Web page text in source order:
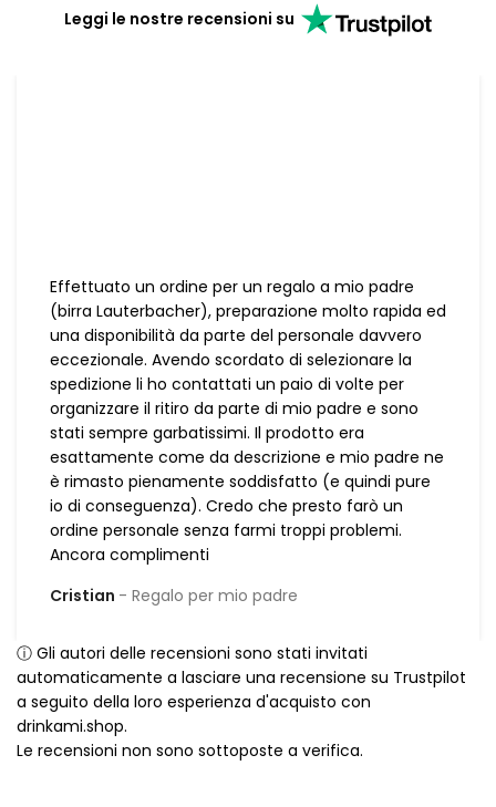
Leggi le nostre recensioni su
Effettuato un ordine per un regalo a mio padre
(birra Lauterbacher), preparazione molto rapida ed
una disponibilità da parte del personale davvero
eccezionale. Avendo scordato di selezionare la
spedizione li ho contattati un paio di volte per
organizzare il ritiro da parte di mio padre e sono
stati sempre garbatissimi. Il prodotto era
esattamente come da descrizione e mio padre ne
è rimasto pienamente soddisfatto (e quindi pure
io di conseguenza). Credo che presto farò un
ordine personale senza farmi troppi problemi.
Ancora complimenti
Cristian
Regalo per mio padre
ⓘ Gli autori delle recensioni sono stati invitati
automaticamente a lasciare una recensione su Trustpilot
a seguito della loro esperienza d'acquisto con
drinkami.shop.
Le recensioni non sono sottoposte a verifica.